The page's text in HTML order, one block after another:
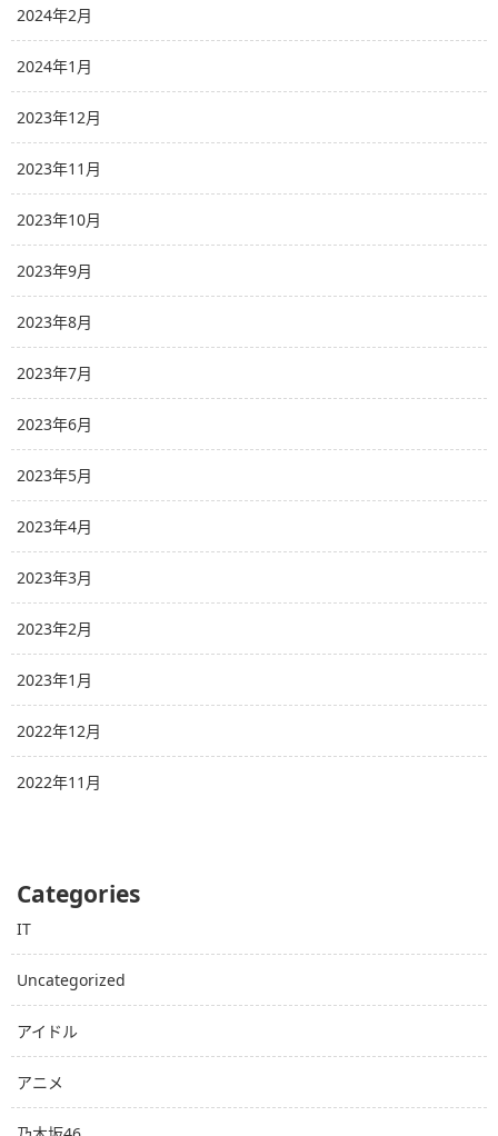
2024年2月
2024年1月
2023年12月
2023年11月
2023年10月
2023年9月
2023年8月
2023年7月
2023年6月
2023年5月
2023年4月
2023年3月
2023年2月
2023年1月
2022年12月
2022年11月
Categories
IT
Uncategorized
アイドル
アニメ